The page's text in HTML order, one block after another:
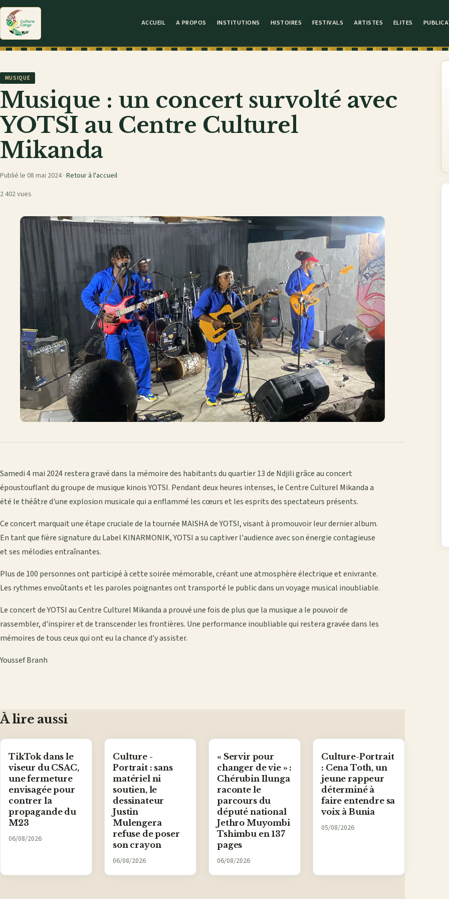
ACCUEIL A PROPOS INSTITUTIONS HISTOIRES FESTIVALS ARTISTES ELITES
MUSIQUE
Musique : un concert survolté avec
YOTSI au Centre Culturel
Mikanda
Publié le 08 mai 2024 · Retour à l'accueil
2 402 vues
Samedi 4 mai 2024 restera gravé dans la mémoire des habitants du quartier 13 de Ndjili grâce au concert
époustouflant du groupe de musique kinois YOTSI. Pendant deux heures intenses, le Centre Culturel Mikanda a
été le théâtre d'une explosion musicale qui a enflammé les cœurs et les esprits des spectateurs présents.
Ce concert marquait une étape cruciale de la tournée MAISHA de YOTSI, visant à promouvoir leur dernier album.
En tant que fière signature du Label KINARMONIK, YOTSI a su captiver l'audience avec son énergie contagieuse
et ses mélodies entraînantes.
Plus de 100 personnes ont participé à cette soirée mémorable, créant une atmosphère électrique et enivrante.
Les rythmes envoûtants et les paroles poignantes ont transporté le public dans un voyage musical inoubliable.
Le concert de YOTSI au Centre Culturel Mikanda a prouvé une fois de plus que la musique a le pouvoir de
rassembler, d'inspirer et de transcender les frontières. Une performance inoubliable qui restera gravée dans les
mémoires de tous ceux qui ont eu la chance d'y assister.
Youssef Branh
À lire aussi
TikTok dans le
viseur du CSAC,
une fermeture
envisagée pour
contrer la
propagande du
M23
06/08/2026
Culture -
Portrait : sans
matériel ni
soutien, le
dessinateur
Justin
Mulengera
refuse de poser
son crayon
06/08/2026
« Servir pour
changer de vie » :
Chérubin Ilunga
raconte le
parcours du
député national
Jethro Muyombi
Tshimbu en 137
pages
06/08/2026
Culture-Portrait
: Cena Toth, un
jeune rappeur
déterminé à
faire entendre sa
voix à Bunia
05/08/2026